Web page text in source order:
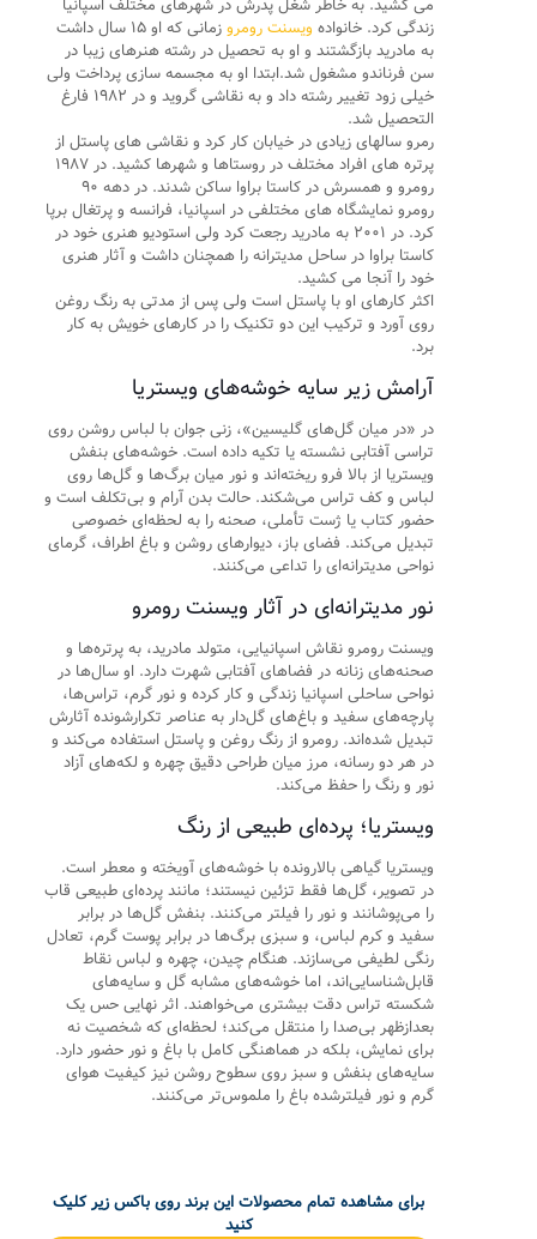
زندگی کرد. خانواده ویسنت رومرو
زمانی که او ۱۵ سال داشت
به مادرید بازگشتند و او به تحصیل در رشته هنرهای زیبا در
سن فرناندو مشغول شد.ابتدا او به مجسمه سازی پرداخت ولی
خیلی زود تغییر رشته داد و به نقاشی گروید و در ۱۹۸۲ فارغ
التحصیل شد.
رمرو سالهای زیادی در خیابان کار کرد و نقاشی های پاستل از
پرتره های افراد مختلف در روستاها و شهرها کشید. در ۱۹۸۷
رومرو و همسرش در کاستا براوا ساکن شدند. در دهه ۹۰
رومرو نمایشگاه های مختلفی در اسپانیا، فرانسه و پرتغال برپا
کرد. در ۲۰۰۱ به مادرید رجعت کرد ولی استودیو هنری خود در
کاستا براوا در ساحل مدیترانه را همچنان داشت و آثار هنری
خود را آنجا می کشید.
اکثر کارهای او با پاستل است ولی پس از مدتی به رنگ روغن
روی آورد و ترکیب این دو تکنیک را در کارهای خویش به کار
برد.
آرامش زیر سایه خوشه‌های ویستریا
در «در میان گل‌های گلیسین»، زنی جوان با لباس روشن روی
تراسی آفتابی نشسته یا تکیه داده است. خوشه‌های بنفش
ویستریا از بالا فرو ریخته‌اند و نور میان برگ‌ها و گل‌ها روی
لباس و کف تراس می‌شکند. حالت بدن آرام و بی‌تکلف است و
حضور کتاب یا ژست تأملی، صحنه را به لحظه‌ای خصوصی
تبدیل می‌کند. فضای باز، دیوارهای روشن و باغ اطراف، گرمای
نواحی مدیترانه‌ای را تداعی می‌کنند.
نور مدیترانه‌ای در آثار ویسنت رومرو
ویسنت رومرو نقاش اسپانیایی، متولد مادرید، به پرتره‌ها و
صحنه‌های زنانه در فضاهای آفتابی شهرت دارد. او سال‌ها در
نواحی ساحلی اسپانیا زندگی و کار کرده و نور گرم، تراس‌ها،
پارچه‌های سفید و باغ‌های گل‌دار به عناصر تکرارشونده آثارش
تبدیل شده‌اند. رومرو از رنگ روغن و پاستل استفاده می‌کند و
در هر دو رسانه، مرز میان طراحی دقیق چهره و لکه‌های آزاد
نور و رنگ را حفظ می‌کند.
ویستریا؛ پرده‌ای طبیعی از رنگ
ویستریا گیاهی بالارونده با خوشه‌های آویخته و معطر است.
در تصویر، گل‌ها فقط تزئین نیستند؛ مانند پرده‌ای طبیعی قاب
را می‌پوشانند و نور را فیلتر می‌کنند. بنفش گل‌ها در برابر
سفید و کرم لباس، و سبزی برگ‌ها در برابر پوست گرم، تعادل
رنگی لطیفی می‌سازند. هنگام چیدن، چهره و لباس نقاط
قابل‌شناسایی‌اند، اما خوشه‌های مشابه گل و سایه‌های
شکسته تراس دقت بیشتری می‌خواهند. اثر نهایی حس یک
بعدازظهر بی‌صدا را منتقل می‌کند؛ لحظه‌ای که شخصیت نه
برای نمایش، بلکه در هماهنگی کامل با باغ و نور حضور دارد.
سایه‌های بنفش و سبز روی سطوح روشن نیز کیفیت هوای
گرم و نور فیلترشده باغ را ملموس‌تر می‌کنند.
برای مشاهده تمام محصولات این برند روی باکس زیر کلیک
کنید